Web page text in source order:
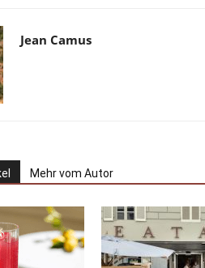
Jean Camus
Mehr vom Autor